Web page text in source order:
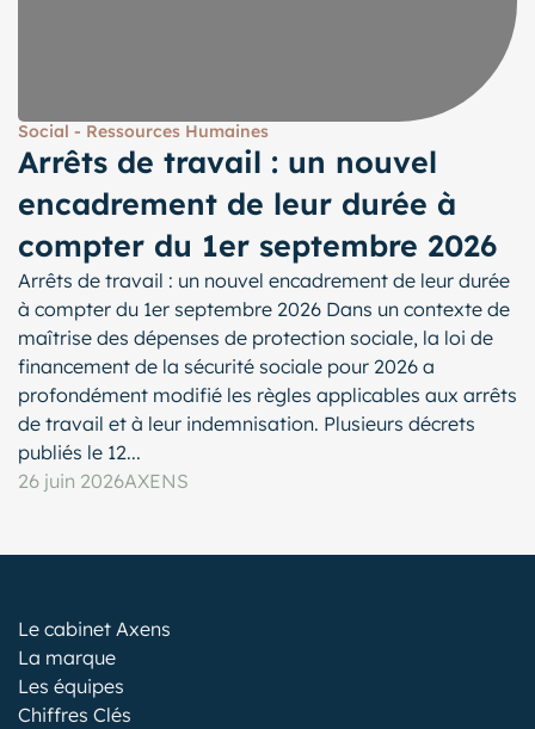
Social - Ressources Humaines
Arrêts de travail : un nouvel
encadrement de leur durée à
compter du 1er septembre 2026
Arrêts de travail : un nouvel encadrement de leur durée
à compter du 1er septembre 2026 Dans un contexte de
maîtrise des dépenses de protection sociale, la loi de
financement de la sécurité sociale pour 2026 a
profondément modifié les règles applicables aux arrêts
de travail et à leur indemnisation. Plusieurs décrets
publiés le 12...
26 juin 2026AXENS
Le cabinet Axens
La marque
Les équipes
Chiffres Clés